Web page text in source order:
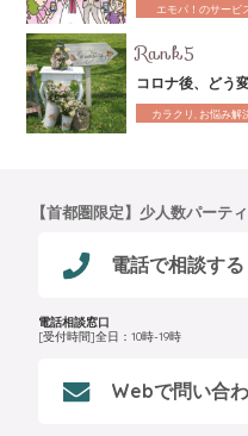
エモパ！のサービ
コロナ後、どう
カラクリ, お悩み解
【首都圏限定】少人数パーテ
電話で相談する
電話相談窓口
[受付時間]全日：10時-19時
Webで問い合